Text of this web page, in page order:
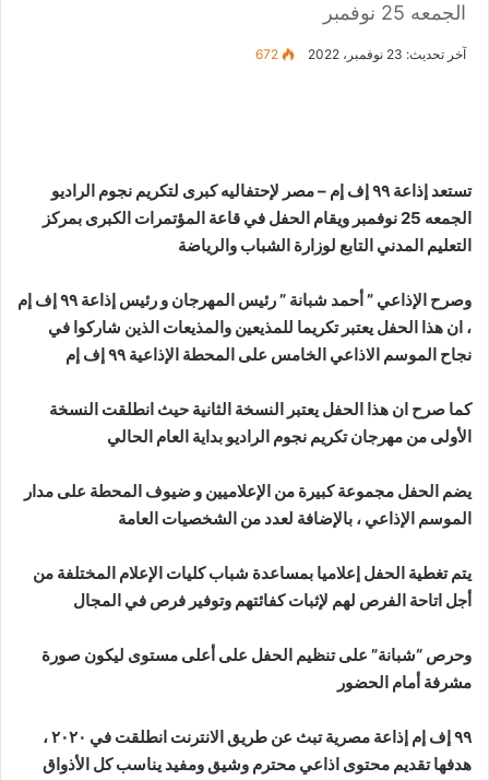
الجمعه 25 نوفمبر
آخر تحديث: 23 نوفمبر، 2022 672
تستعد إذاعة ٩٩ إف إم – مصر لإحتفاليه كبرى لتكريم نجوم الراديو
الجمعه 25 نوفمبر ويقام الحفل في قاعة المؤتمرات الكبرى بمركز
التعليم المدني التابع لوزارة الشباب والرياضة
وصرح الإذاعي ” أحمد شبانة ” رئيس المهرجان و رئيس إذاعة ٩٩ إف إم
، ان هذا الحفل يعتبر تكريما للمذيعين والمذيعات الذين شاركوا في
نجاح الموسم الاذاعي الخامس على المحطة الإذاعية ٩٩ إف إم
كما صرح ان هذا الحفل يعتبر النسخة الثانية حيث انطلقت النسخة
الأولى من مهرجان تكريم نجوم الراديو بداية العام الحالي
يضم الحفل مجموعة كبيرة من الإعلاميين و ضيوف المحطة على مدار
الموسم الإذاعي ، بالإضافة لعدد من الشخصيات العامة
يتم تغطية الحفل إعلاميا بمساعدة شباب كليات الإعلام المختلفة من
أجل اتاحة الفرص لهم لإثبات كفائتهم وتوفير فرص في المجال
وحرص “شبانة” على تنظيم الحفل على أعلى مستوى ليكون صورة
مشرفة أمام الحضور
٩٩ إف إم إذاعة مصرية تبث عن طريق الانترنت انطلقت في ٢٠٢٠ ،
هدفها تقديم محتوى اذاعي محترم وشيق ومفيد يناسب كل الأذواق